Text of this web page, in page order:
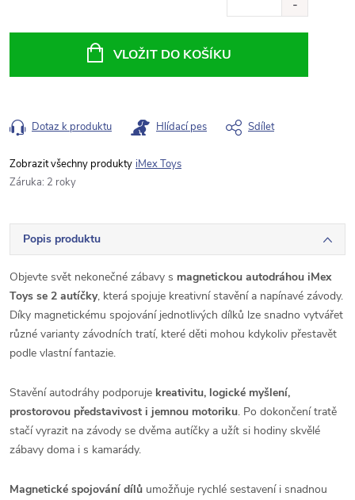
VLOŽIT DO KOŠÍKU
Dotaz k produktu Hlídací pes Sdílet
iMex Toys
Záruka: 2 roky
Popis produktu
Objevte svět nekonečné zábavy s magnetickou autodráhou iMex
Toys se 2 autíčky, která spojuje kreativní stavění a napínavé závody.
Díky magnetickému spojování jednotlivých dílků lze snadno vytvářet
různé varianty závodních tratí, které děti mohou kdykoliv přestavět
podle vlastní fantazie.
Stavění autodráhy podporuje kreativitu, logické myšlení,
prostorovou představivost i jemnou motoriku. Po dokončení tratě
stačí vyrazit na závody se dvěma autíčky a užít si hodiny skvělé
zábavy doma i s kamarády.
Magnetické spojování dílů umožňuje rychlé sestavení i snadnou